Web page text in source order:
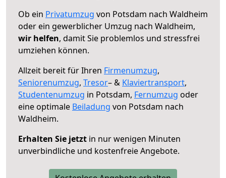
Ob ein Privatumzug von Potsdam nach Waldheim
oder ein gewerblicher Umzug nach Waldheim,
wir helfen, damit Sie problemlos und stressfrei
umziehen können.
Allzeit bereit für Ihren Firmenumzug,
Seniorenumzug, Tresor– & Klaviertransport,
Studentenumzug in Potsdam, Fernumzug oder
eine optimale Beiladung von Potsdam nach
Waldheim.
Erhalten Sie jetzt in nur wenigen Minuten
unverbindliche und kostenfreie Angebote.